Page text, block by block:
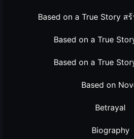
Based on a True Story สร้
Based on a True
Based on a True
Based on
Betrayal
Biography